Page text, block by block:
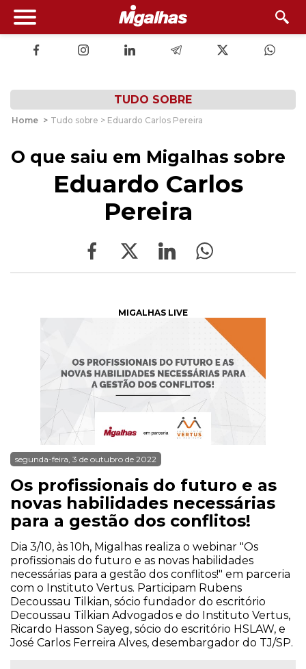
TUDO SOBRE
Home > Tudo sobre > Eduardo Carlos Pereira
O que saiu em Migalhas sobre
Eduardo Carlos
Pereira
MIGALHAS LIVE
segunda-feira, 3 de outubro de 2022
Os profissionais do futuro e as
novas habilidades necessárias
para a gestão dos conflitos!
Dia 3/10, às 10h, Migalhas realiza o webinar "Os
profissionais do futuro e as novas habilidades
necessárias para a gestão dos conflitos!" em parceria
com o Instituto Vertus. Participam Rubens
Decoussau Tilkian, sócio fundador do escritório
Decoussau Tilkian Advogados e do Instituto Vertus,
Ricardo Hasson Sayeg, sócio do escritório HSLAW, e
José Carlos Ferreira Alves, desembargador do TJ/SP.